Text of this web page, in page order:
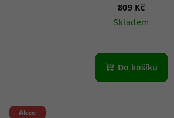
809 Kč
Skladem
Do košíku
Akce